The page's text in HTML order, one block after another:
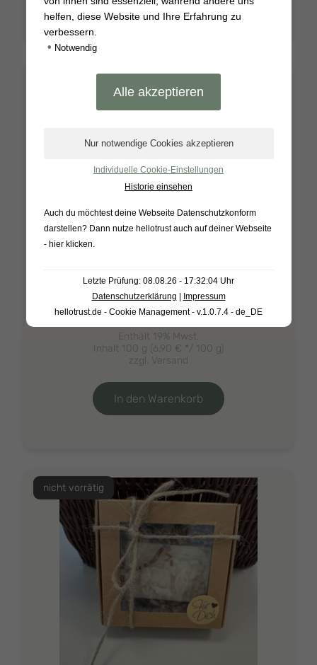
Lavendelseife ÜF 7%
6,90€*
Enthält 19% Mwst.
Inhalt 100 g (6,90 € */ 100 g)
zzgl. Versand
In den Warenkorb
nicht vorrätig
helfen, diese Website und Ihre Erfahrung zu
verbessern.
• Notwendig
Individuelle Cookie-Einstellungen
Historie einsehen
Auch du möchtest deine Webseite Datenschutzkonform
darstellen? Dann nutze hellotrust auch auf deiner Webseite
- hier klicken.
Letzte Prüfung: 08.08.26 - 17:32:04 Uhr
Datenschutzerklärung
Impressum
hellotrust.de - Cookie Management - v.1.0.7.4 - de_DE